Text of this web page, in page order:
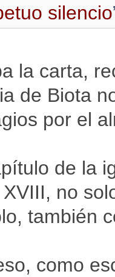
silencio
la carta,
de Biota
por el
de la
no
también
como